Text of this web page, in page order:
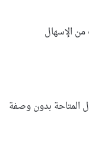
الإسهال
المتاحة بدون وصفة